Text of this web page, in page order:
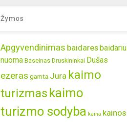
Žymos
Apgyvendinimas baidaresbaidariu
nuoma Baseinas Druskininkai Dušas
ezeras gamta Jura kaimo
turizmas kaimo
turizmo sodyba kaina kainos